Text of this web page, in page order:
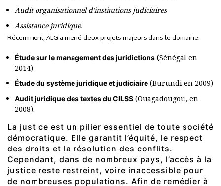
Audit organisationnel d’institutions judiciaires
Assistance juridique.
Récemment, ALG a mené deux projets majeurs dans le domaine:
Étude sur le management des juridictions (Sénégal en
2014)
Étude du système juridique et judiciaire (Burundi en 2009)
Audit juridique des textes du CILSS (Ouagadougou, en
2008).
La justice est un pilier essentiel de toute société
démocratique. Elle garantit l’équité, le respect
des droits et la résolution des conflits.
Cependant, dans de nombreux pays, l’accès à la
justice reste restreint, voire inaccessible pour
de nombreuses populations. Afin de remédier à